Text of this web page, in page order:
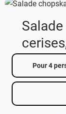
Menu de la semaine
Actus
Téléchargez l'app
Index des recettes
Pour 4